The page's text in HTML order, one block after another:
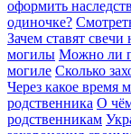
оформить
одиночке?
Зачем ставят
могилы Можно ли
могиле Сколько
Через какое время
родственника О
родственникам